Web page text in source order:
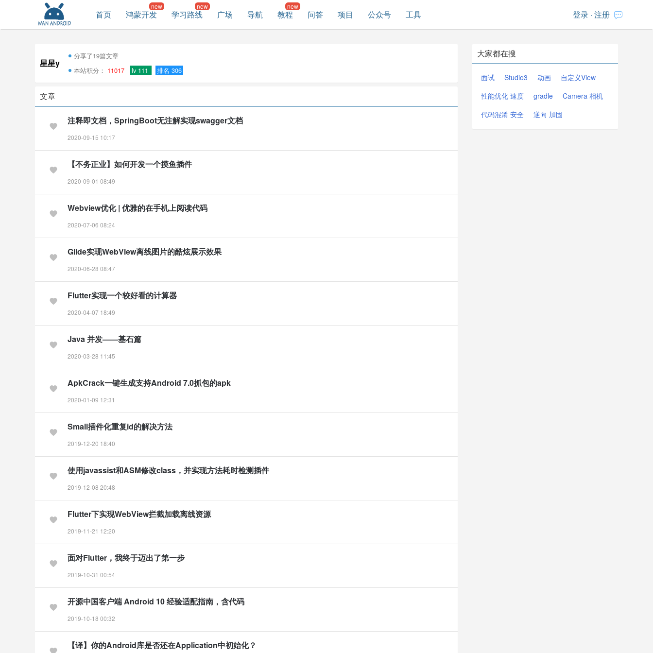
首页 鸿蒙开发 学习路线 广场 导航 教程 问答 项目 公众号 工具 登录 · 注册
星星y
分享了19篇文章
本站积分： 11017 lv 111 排名 306
文章
注释即文档，SpringBoot无注解实现swagger文档
2020-09-15 10:17
【不务正业】如何开发一个摸鱼插件
2020-09-01 08:49
Webview优化 | 优雅的在手机上阅读代码
2020-07-06 08:24
Glide实现WebView离线图片的酷炫展示效果
2020-06-28 08:47
Flutter实现一个较好看的计算器
2020-04-07 18:49
Java 并发——基石篇
2020-03-28 11:45
ApkCrack一键生成支持Android 7.0抓包的apk
2020-01-09 12:31
Small插件化重复id的解决方法
2019-12-20 18:40
使用javassist和ASM修改class，并实现方法耗时检测插件
2019-12-08 20:48
Flutter下实现WebView拦截加载离线资源
2019-11-21 12:20
面对Flutter，我终于迈出了第一步
2019-10-31 00:54
开源中国客户端 Android 10 经验适配指南，含代码
2019-10-18 00:32
【译】你的Android库是否还在Application中初始化？
大家都在搜
面试 Studio3 动画
自定义View
性能优化 速度
gradle
Camera 相机
代码混淆 安全
逆向 加固